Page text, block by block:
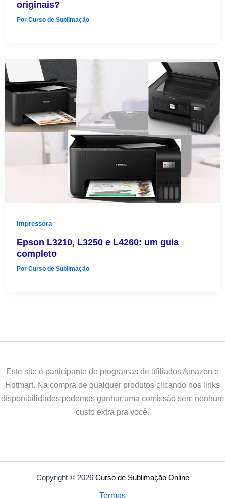
originais?
PorCurso de Sublimação
Impressora
Epson L3210, L3250 e L4260: um guia
completo
PorCurso de Sublimação
Este site é participante de programas de afiliados Amazon e
Hotmart. Na compra de qualquer produtos clicando nos links
disponibilidades podemos ganhar uma comissão sem nenhum
custo extra pra você.
Copyright © 2026 Curso de Sublimação Online
Termos